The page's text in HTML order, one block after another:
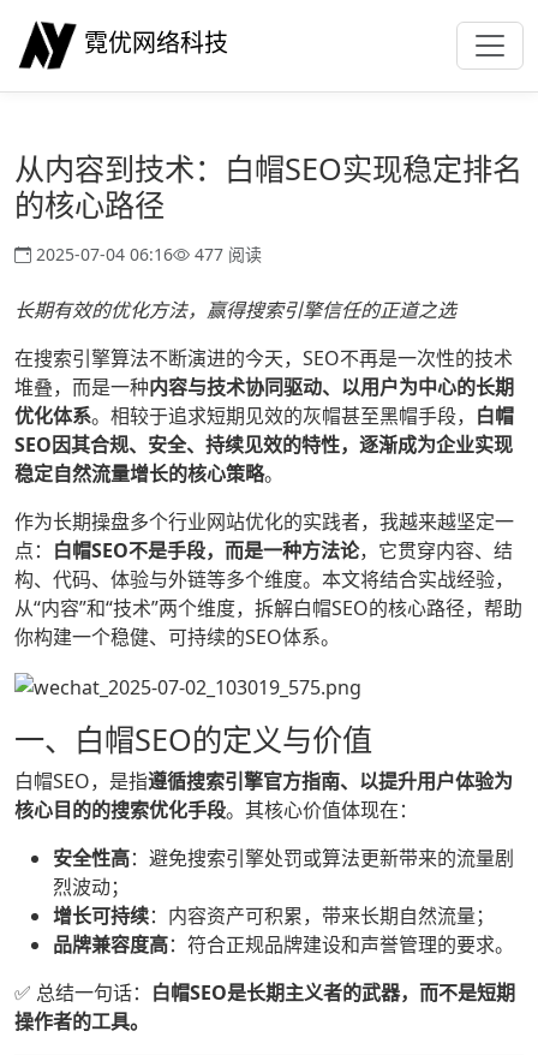
霓优网络科技
从内容到技术：白帽SEO实现稳定排名
的核心路径
2025-07-04 06:16 477 阅读
长期有效的优化方法，赢得搜索引擎信任的正道之选
在搜索引擎算法不断演进的今天，SEO不再是一次性的技术
堆叠，而是一种内容与技术协同驱动、以用户为中心的长期
优化体系。相较于追求短期见效的灰帽甚至黑帽手段， 白帽
SEO因其合规、安全、持续见效的特性，逐渐成为企业实现
稳定自然流量增长的核心策略。
作为长期操盘多个行业网站优化的实践者，我越来越坚定一
点： 白帽SEO不是手段，而是一种方法论，它贯穿内容、结
构、代码、体验与外链等多个维度。本文将结合实战经验，
从“内容”和“技术”两个维度，拆解白帽SEO的核心路径，帮助
你构建一个稳健、可持续的SEO体系。
一、白帽SEO的定义与价值
白帽SEO，是指遵循搜索引擎官方指南、以提升用户体验为
核心目的的搜索优化手段。其核心价值体现在：
安全性高：避免搜索引擎处罚或算法更新带来的流量剧
烈波动；
增长可持续：内容资产可积累，带来长期自然流量；
品牌兼容度高：符合正规品牌建设和声誉管理的要求。
✅ 总结一句话： 白帽SEO是长期主义者的武器，而不是短期
操作者的工具。